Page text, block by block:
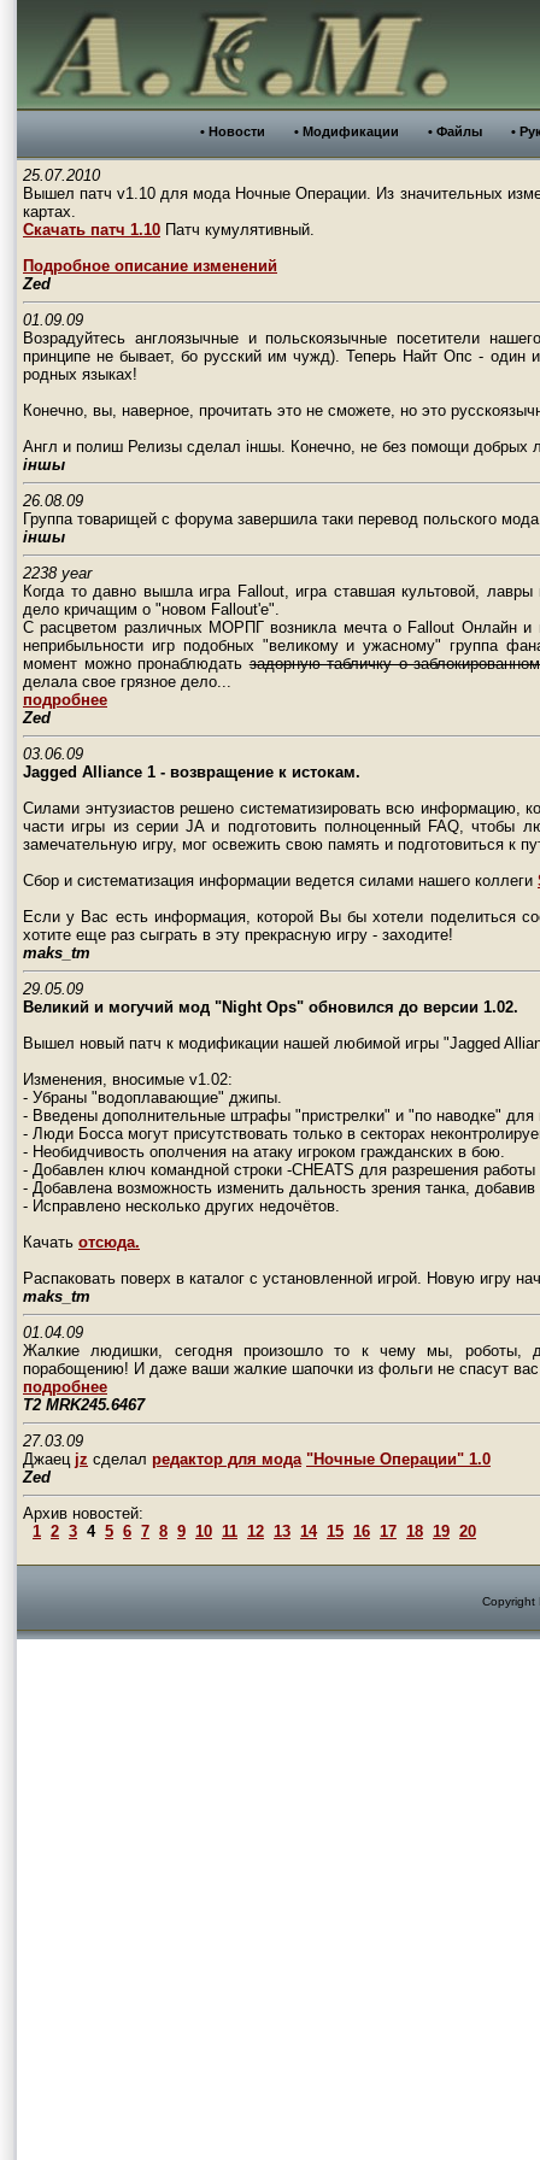
• Новости • Модификации • Файлы •
25.07.2010
Вышел патч v1.10 для мода Ночные Операции. Из значительных
картах.
Скачать патч 1.10 Патч кумулятивный.
Подробное описание изменений
Zed
01.09.09
Возрадуйтесь англоязычные и польскоязычные посетители
принципе не бывает, бо русский им чужд). Теперь Найт Опс -
родных языках!
Конечно, вы, наверное, прочитать это не сможете, но это
Англ и полиш Релизы сделал iншы. Конечно, не без помощи добрых
iншы
26.08.09
Группа товарищей с форума завершила таки перевод польского
iншы
2238 year
Когда то давно вышла игра Fallout, игра ставшая культовой,
дело кричащим о "новом Fallout'е".
С расцветом различных МОРПГ возникла мечта о Fallout Онлайн и
неприбыльности игр подобных "великому и ужасному" группа
момент можно пронаблюдатьзадорную табличку о
делала свое грязное дело...
подробнее
Zed
03.06.09
Jagged Alliance 1 - возвращение к истокам.
Силами энтузиастов решено систематизировать всю информацию,
части игры из серии JA и подготовить полноценный FAQ, чтобы
замечательную игру, мог освежить свою память и подготовиться к
Сбор и систематизация информации ведется силами нашего коллеги
Если у Вас есть информация, которой Вы бы хотели поделиться
хотите еще раз сыграть в эту прекрасную игру - заходите!
maks_tm
29.05.09
Великий и могучий мод "Night Ops" обновился до версии 1.02.
Вышел новый патч к модификации нашей любимой игры "Jagged
Изменения, вносимые v1.02:
- Убраны "водоплавающие" джипы.
- Введены дополнительные штрафы "пристрелки" и "по наводке" для
- Люди Босса могут присутствовать только в секторах
- Необидчивость ополчения на атаку игроком гражданских в бою.
- Добавлен ключ командной строки -CHEATS для разрешения
- Добавлена возможность изменить дальность зрения танка,
- Исправлено несколько других недочётов.
Качать отсюда.
Распаковать поверх в каталог с установленной игрой. Новую игру
maks_tm
01.04.09
Жалкие людишки, сегодня произошло то к чему мы, роботы,
порабощению! И даже ваши жалкие шапочки из фольги не спасут
подробнее
T2 MRK245.6467
27.03.09
Джаец jz сделал редактор для мода "Ночные Операции" 1.0
Zed
Архив новостей:
1 2 3 4 5 6 7 8 9 10 11 12 13 14 15 16 17 18 19 20